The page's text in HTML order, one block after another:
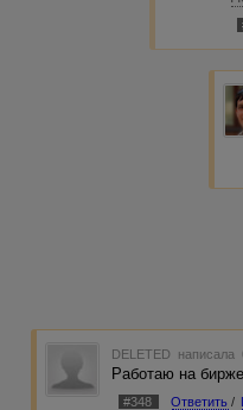
DELETED написала
Работаю на
#348 Ответить /